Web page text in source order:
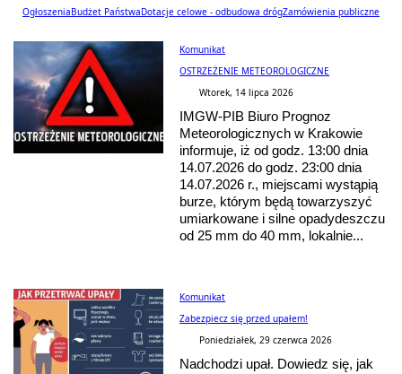
OgłoszeniaBudżet PaństwaDotacje celowe - odbudowa drógZamówienia publiczne
Komunikat
OSTRZEŻENIE METEOROLOGICZNE
Wtorek, 14 lipca 2026
IMGW-PIB Biuro Prognoz
Meteorologicznych w Krakowie
informuje, iż od godz. 13:00 dnia
14.07.2026 do godz. 23:00 dnia
14.07.2026 r., miejscami wystąpią
burze, którym będą towarzyszyć
umiarkowane i silne opadydeszczu
od 25 mm do 40 mm, lokalnie...
Komunikat
Zabezpiecz się przed upałem!
Poniedziałek, 29 czerwca 2026
Nadchodzi upał. Dowiedz się, jak